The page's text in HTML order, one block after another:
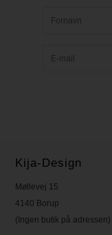
Kija-Design
Møllevej 15
4140 Borup
(Ingen butik på adressen)